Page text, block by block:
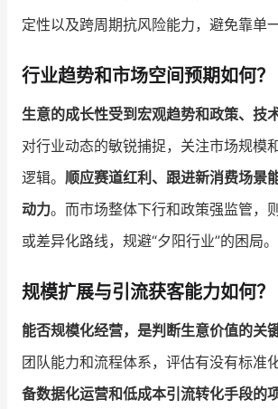
定性以及跨周期抗风险能力，避免靠单
行业趋势和市场空间预期如何？
生意的成长性受到宏观趋势和政策、技
对行业动态的敏锐捕捉，关注市场规模
逻辑。 顺应赛道红利、跟进新消费场景
动力。而市场整体下行和政策强监管，
或差异化路线，规避“夕阳行业”的困局。
规模扩展与引流获客能力如何？
能否规模化经营，是判断生意价值的关
团队能力和流程体系，评估有没有标准
备数据化运营和低成本引流转化手段的